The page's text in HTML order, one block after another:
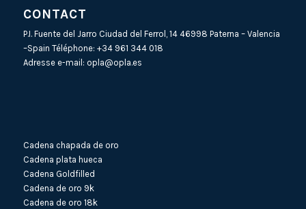
CONTACT
P.I. Fuente del Jarro Ciudad del Ferrol, 14 46998 Paterna – Valencia
–Spain Téléphone: +34 961 344 018
Adresse e-mail: opla@opla.es
Cadena chapada de oro
Cadena plata hueca
Cadena Goldfilled
Cadena de oro 9k
Cadena de oro 18k